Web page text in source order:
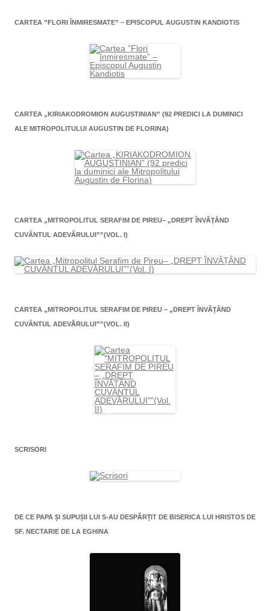
CARTEA ”FLORI ÎNMIRESMATE” – EPISCOPUL AUGUSTIN KANDIOTIS
CARTEA „KIRIAKODROMION AUGUSTINIAN” (92 PREDICI LA DUMINICI
ALE MITROPOLITULUI AUGUSTIN DE FLORINA)
CARTEA „MITROPOLITUL SERAFIM DE PIREU– „DREPT ÎNVĂŢÂND
CUVÂNTUL ADEVĂRULUI””(VOL. I)
CARTEA „MITROPOLITUL SERAFIM DE PIREU – „DREPT ÎNVĂŢÂND
CUVÂNTUL ADEVĂRULUI””(VOL. II)
SCRISORI
DE CE PAPA ŞI SUPUŞII LUI S-AU DESPĂRŢIT DE BISERICA LUI HRISTOS DE
SF. NECTARIE DE LA EGHINA